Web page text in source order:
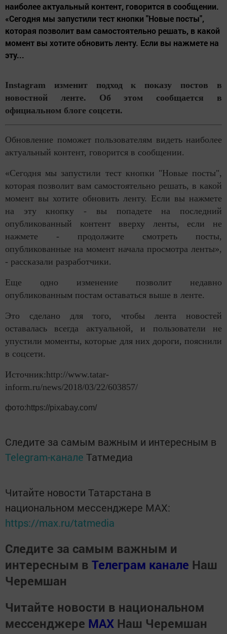
наиболее актуальный контент, говорится в сообщении.
«Сегодня мы запустили тест кнопки "Новые посты",
которая позволит вам самостоятельно решать, в какой
момент вы хотите обновить ленту. Если вы нажмете на
эту...
Instagram изменит подход к показу постов в
новостной ленте. Об этом сообщается в
официальном блоге соцсети.
Обновление поможет пользователям видеть наиболее
актуальный контент, говорится в сообщении.
«Сегодня мы запустили тест кнопки "Новые посты",
которая позволит вам самостоятельно решать, в какой
момент вы хотите обновить ленту. Если вы нажмете
на эту кнопку - вы попадете на последний
опубликованный контент вверху ленты, если не
нажмете - продолжите смотреть посты,
опубликованные на момент начала просмотра ленты»,
- рассказали разработчики.
Еще одно изменение позволит недавно
опубликованным постам оставаться выше в ленте.
Это сделано для того, чтобы лента новостей
оставалась всегда актуальной, и пользователи не
упустили моменты, которые для них дороги, пояснили
в соцсети.
Источник:http://www.tatar-
inform.ru/news/2018/03/22/603857/
фото:https://pixabay.com/
Следите за самым важным и интересным в
Telegram-канале Татмедиа
Читайте новости Татарстана в
национальном мессенджере MАХ:
https://max.ru/tatmedia
Следите за самым важным и
интересным в Телеграм канале Наш
Черемшан
Читайте новости в национальном
мессенджере MАХ Наш Черемшан